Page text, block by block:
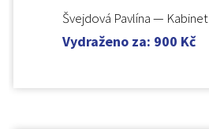
Švejdová Pavlína — Kabinet
Vydraženo za: 900 Kč